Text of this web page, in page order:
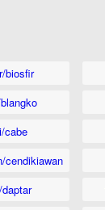
biosfir
cabe
cendikiawan